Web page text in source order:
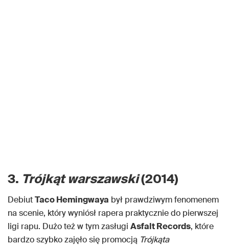
3. Trójkąt warszawski(2014)
DebiutTaco Hemingwaya był prawdziwym fenomenem
na scenie, który wyniósł rapera praktycznie do pierwszej
ligi rapu. Dużo też w tym zasługi Asfalt Records, które
bardzo szybko zajęło się promocją Trójkąta